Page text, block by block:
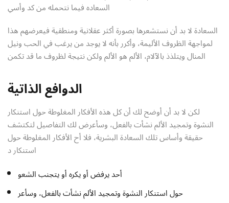
السعاده فيما نتحمله من كد وأسي
السعادة لا بد أن نستشعرها بصورة أكثر عقلانية ومنطقية فيعرضهم هذا
لمواجهة الظروف الأليمة، وأكرر بأنه لا يوجد من يرغب في الحب ونيل
المنال ويتلذذ بالآلام، الألم هو الألم ولكن نتيجة لظروف ما قد تكمن
الدوافع الذاتية
لكن لا بد أن أوضح لك أن كل هذه الأفكار المغلوطة حول استنكار
النشوة وتمجيد الألم نشأت بالفعل، وسأعرض لك التفاصيل لتكتشف
حقيقة وأساس تلك السعادة البشرية، فلا أح الأفكار المغلوطة حول
استنكار د
أحد يرفض أو يكره أو يتجنب الشعو